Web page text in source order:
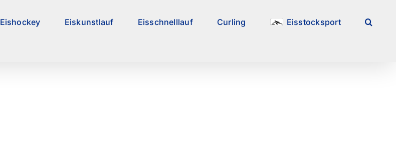
Eishockey Eiskunstlauf Eisschnelllauf Curling Eisstocksport